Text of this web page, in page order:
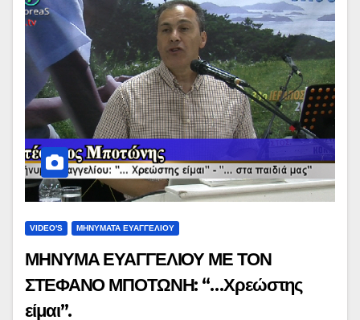
VIDEO'S ΜΗΝΥΜΑΤΑ ΕΥΑΓΓΕΛΙΟΥ
ΜΗΝΥΜΑ ΕΥΑΓΓΕΛΙΟΥ ΜΕ ΤΟΝ
ΣΤΕΦΑΝΟ ΜΠΟΤΩΝΗ: “…Χρεώστης
είμαι”.